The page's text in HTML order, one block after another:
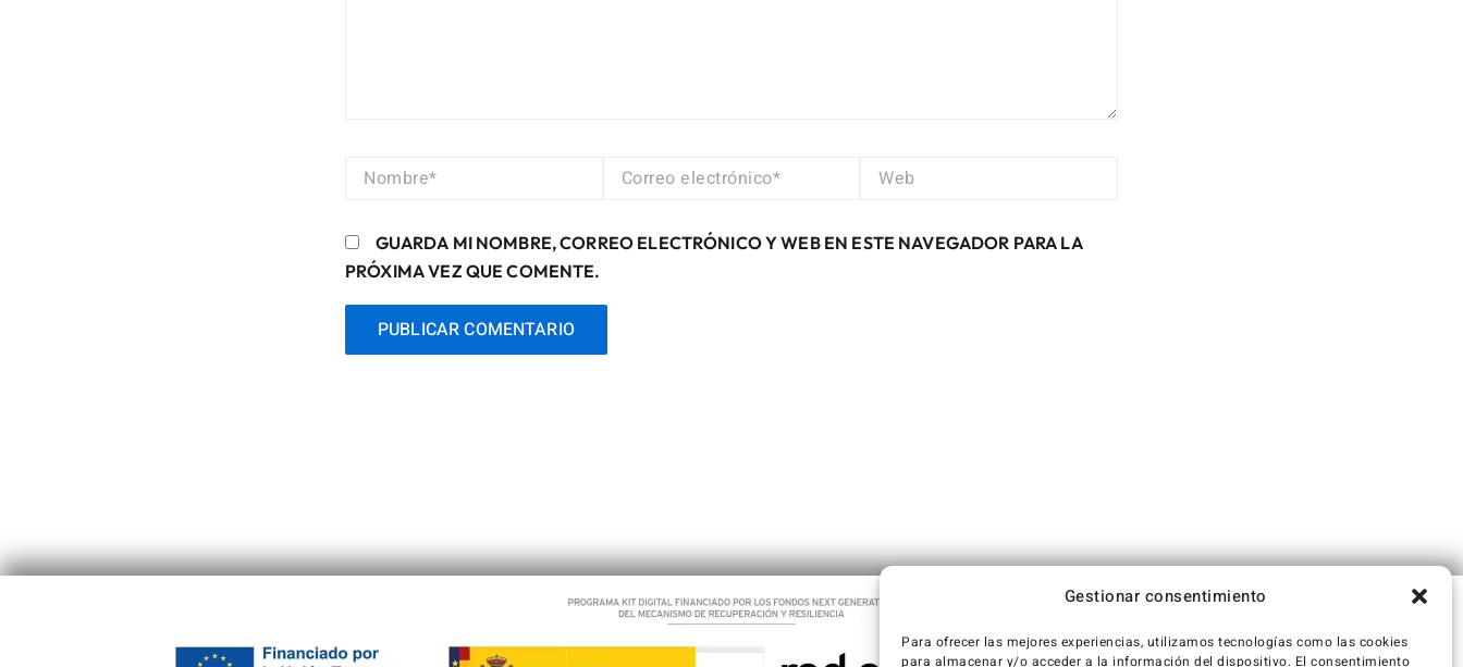
Gestionar consentimiento
Para ofrecer las mejores experiencias, utilizamos tecnologías como las cookies
para almacenar y/o acceder a la información del dispositivo. El consentimiento
NOMBRE*
CORREO
WEB
GUARDA MI NOMBRE, CORREO ELECTRÓNICO Y WEB EN ESTE NAVEGADOR PARA LA
PRÓXIMA VEZ QUE COMENTE.